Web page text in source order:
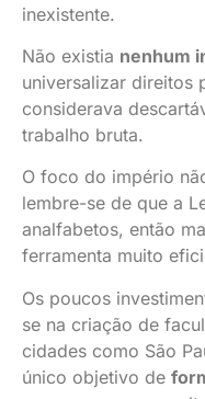
inexistente.
Não existia nenhum
universalizar direitos
considerava
trabalho bruta.
O foco do império
lembre-se de que a
analfabetos, então
ferramenta muito
Os poucos
se na criação de
cidades como São
único objetivo de